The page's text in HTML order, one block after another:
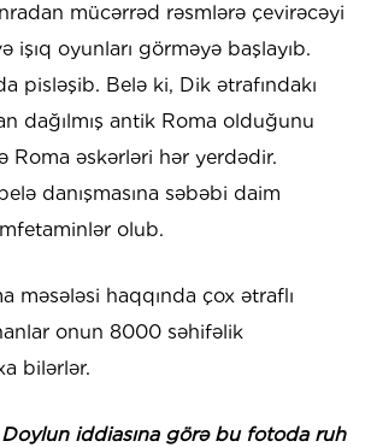
mücərrəd rəsmlərə çevirəcəyi
işıq oyunları görməyə başlayıb.
pisləşib. Belə ki, Dik ətrafındakı
dağılmış antik Roma olduğunu
Roma əskərləri hər yerdədir.
danışmasına səbəbi daim
olub.
məsələsi haqqında çox ətraflı
onun 8000 səhifəlik
bilərlər.
iddiasına görə bu fotoda ruh